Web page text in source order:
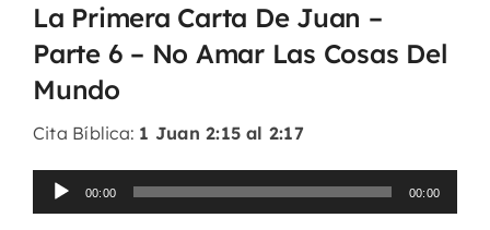
La Primera Carta De Juan –
Parte 6 – No Amar Las Cosas Del
Mundo
Cita Bíblica: 1 Juan 2:15 al 2:17
Reproductor
de
00:00 00:00